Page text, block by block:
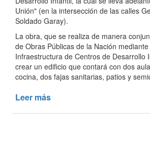
Unión" (en la intersección de las calles
Soldado Garay).
La obra, que se realiza de manera
de Obras Públicas de la Nación
Infraestructura de Centros de Desarrollo
crear un edificio que contará con dos
cocina, dos fajas sanitarias, patios y
Leer más